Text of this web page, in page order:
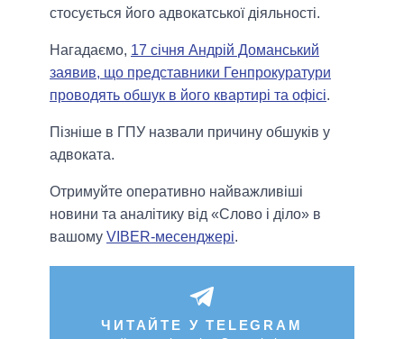
стосується його адвокатської діяльності.
Нагадаємо, 17 січня Андрій Доманський
заявив, що представники Генпрокуратури
проводять обшук в його квартирі та офісі.
Пізніше в ГПУ назвали причину обшуків у
адвоката.
Отримуйте оперативно найважливіші
новини та аналітику від «Слово і діло» в
вашому VIBER-месенджері.
ЧИТАЙТЕ У TELEGRAM